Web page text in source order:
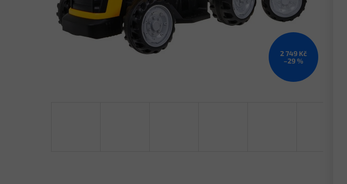
2 749 Kč
–29 %